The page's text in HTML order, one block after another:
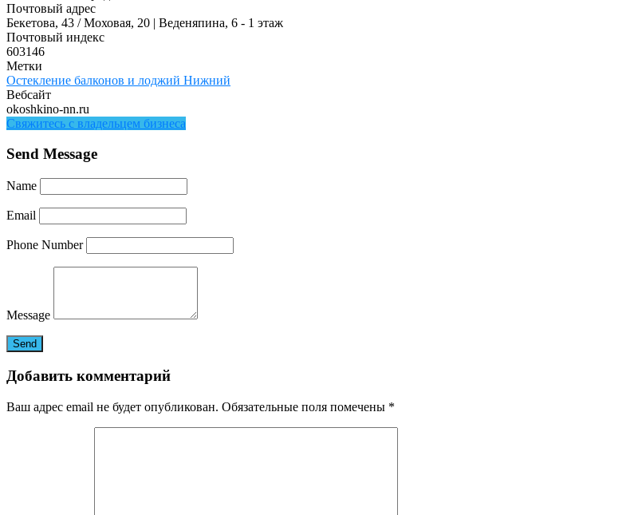
Почтовый адрес
Бекетова, 43 / Моховая, 20 | Веденяпина, 6 - 1 этаж
Почтовый индекс
603146
Метки
Остекление балконов и лоджий Нижний
Вебсайт
okoshkino-nn.ru
Свяжитесь с владельцем бизнеса
Send Message
Name
Email
Phone Number
Message
Добавить комментарий
Ваш адрес email не будет опубликован. Обязательные поля помечены *